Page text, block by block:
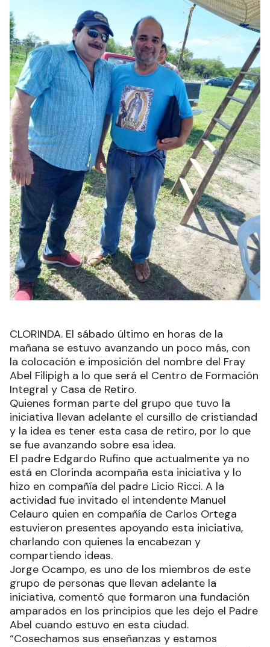
CLORINDA. El sábado último en horas de la
mañana se estuvo avanzando un poco más, con
la colocación e imposición del nombre del Fray
Abel Filipigh a lo que será el Centro de Formación
Integral y Casa de Retiro.
Quienes forman parte del grupo que tuvo la
iniciativa llevan adelante el cursillo de cristiandad
y la idea es tener esta casa de retiro, por lo que
se fue avanzando sobre esa idea.
El padre Edgardo Rufino que actualmente ya no
está en Clorinda acompaña esta iniciativa y lo
hizo en compañía del padre Licio Ricci. A la
actividad fue invitado el intendente Manuel
Celauro quien en compañía de Carlos Ortega
estuvieron presentes apoyando esta iniciativa,
charlando con quienes la encabezan y
compartiendo ideas.
Jorge Ocampo, es uno de los miembros de este
grupo de personas que llevan adelante la
iniciativa, comentó que formaron una fundación
amparados en los principios que les dejo el Padre
Abel cuando estuvo en esta ciudad.
“Cosechamos sus enseñanzas y estamos